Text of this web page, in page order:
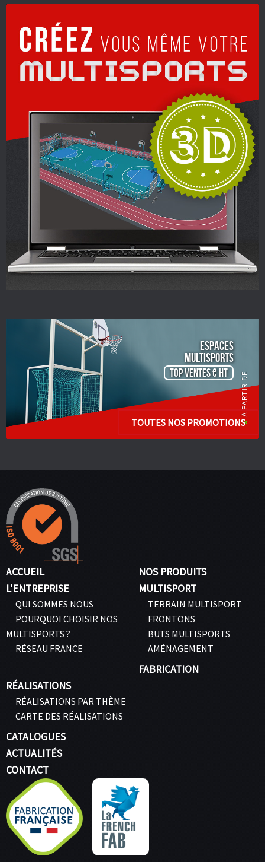
ESPACES
Multisports
TOP VENTES € HT
TOUTES NOS PROMOTIONS
ACCUEIL
L'ENTREPRISE
QUI SOMMES NOUS
POURQUOI CHOISIR NOS
MULTISPORTS ?
RÉSEAU FRANCE
NOS PRODUITS
MULTISPORT
TERRAIN MULTISPORT
FRONTONS
BUTS MULTISPORTS
AMÉNAGEMENT
FABRICATION
RÉALISATIONS
RÉALISATIONS PAR THÈME
CARTE DES RÉALISATIONS
CATALOGUES
ACTUALITÉS
CONTACT